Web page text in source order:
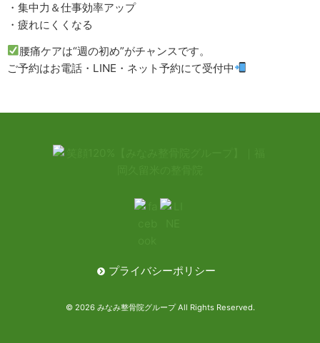
・集中力＆仕事効率アップ
・疲れにくくなる
腰痛ケアは“週の初め”がチャンスです。
ご予約はお電話・LINE・ネット予約にて受付中
プライバシーポリシー
© 2026 みなみ整骨院グループ All Rights Reserved.